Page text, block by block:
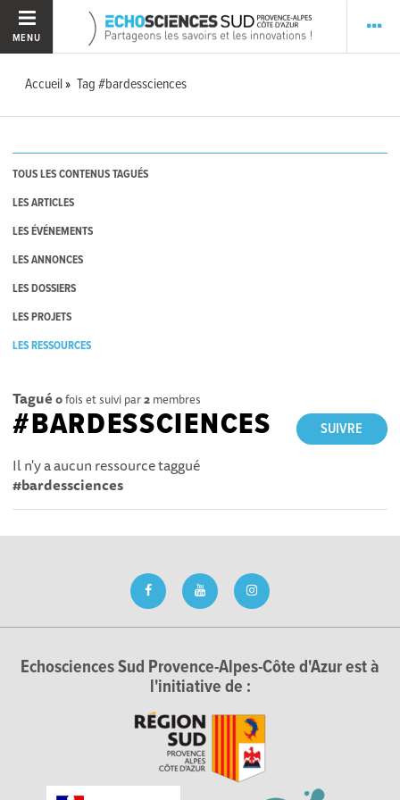
MENU
Accueil Tag #bardessciences
TOUS LES CONTENUS TAGUÉS
LES ARTICLES
LES ÉVÉNEMENTS
LES ANNONCES
LES DOSSIERS
LES PROJETS
LES RESSOURCES
Tagué 0fois et suivi par2 membres
SUIVRE
#BARDESSCIENCES
Il n'y a aucun ressource taggué
#bardessciences
Echosciences Sud Provence-Alpes-Côte d'Azur est à
l'initiative de :